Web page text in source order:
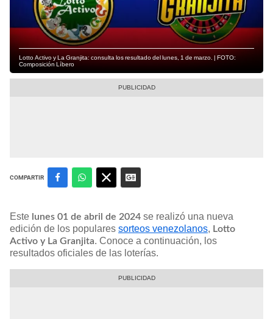
Lotto Activo y La Granjita: consulta los resultado del lunes, 1 de marzo. | FOTO:
Composición Líbero
COMPARTIR
Este lunes 01 de abril de 2024 se realizó una nueva
edición de los populares sorteos venezolanos, Lotto
Activo y La Granjita. Conoce a continuación, los
resultados oficiales de las loterías.